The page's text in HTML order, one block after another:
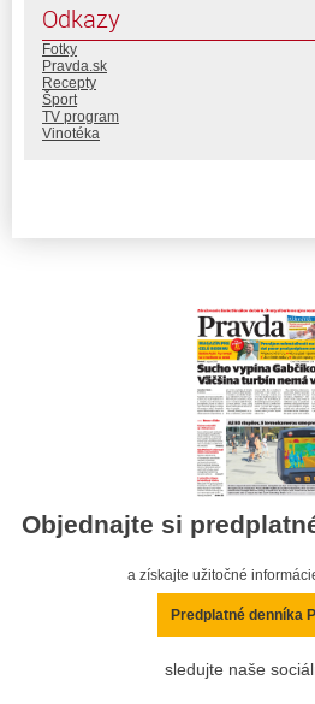
Odkazy
Fotky
Pravda.sk
Recepty
Šport
TV program
Vinotéka
Objednajte si
a získajte užitočné
Predplatné denníka
sledujte naše